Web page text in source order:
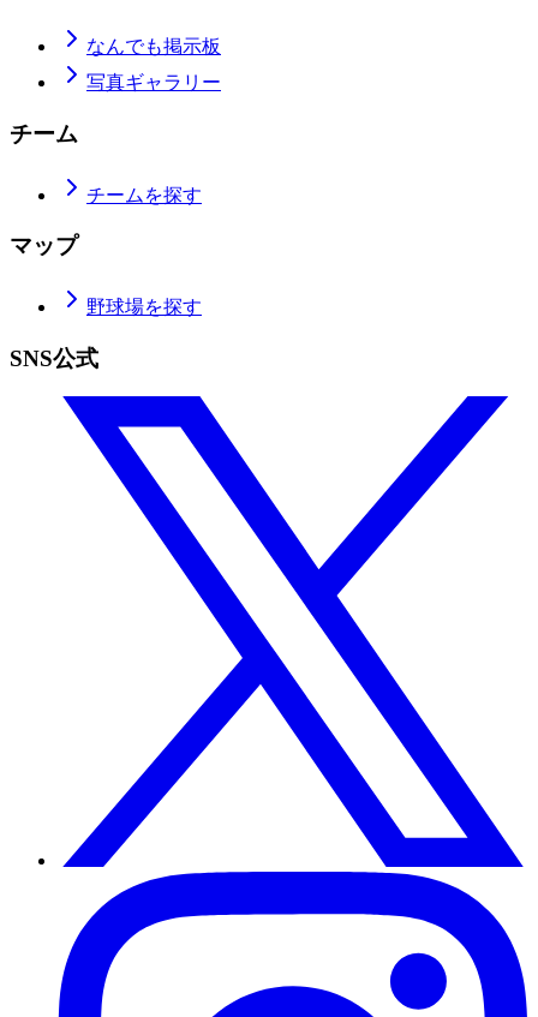
なんでも掲示板
写真ギャラリー
チーム
チームを探す
マップ
野球場を探す
SNS公式